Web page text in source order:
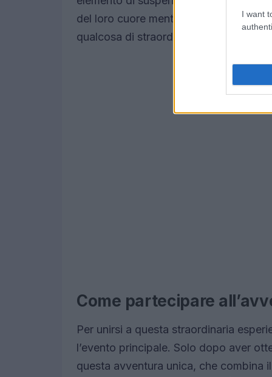
I want
del loro cuore mentre si muovevano
qualcosa di straordinario e talvolta
Come partecipare
Per unirsi a questa straordinaria
l’evento principale. Solo dopo aver
questa avventura unica, che combina